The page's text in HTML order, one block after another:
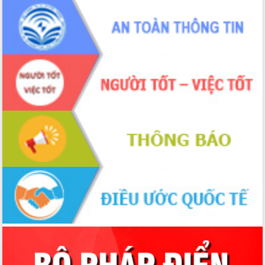
món ăn từ sầu riêng
Đắk Lắk công bố Quy hoạch và xúc
tiến đầu tư tỉnh
Ngành cá ngừ Đắk Lắk chủ động thích
ứng để giữ vững thị trường xuất khẩu
Diễn đàn Kinh tế tư nhân Việt Nam đột
phá cơ chế - Hợp tác công tư
Đề án 06 tạo bước ngoặt đột phá trong
cải cách hành chính tỉnh Đắk Lắk
Kết nối tour, đẩy mạnh chuyển đổi số
để phát triển du lịch Đắk Lắk
Khởi động Dự án Đầu tư xây dựng hạ
tầng kỹ thuật Cụm công nghiệp Tân
Tiến
Gặp mặt các cơ quan báo chí nhân Kỷ
niệm 101 năm Ngày Báo chí Cách
mạng Việt Nam
Đắk Lắk sơ kết 4 năm triển khai thực
Họp báo thông tin về Hội nghị Công bố